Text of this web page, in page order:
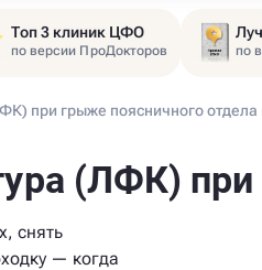
Топ 3 клиник ЦФО
по версии ПроДокторов по
при грыже поясничного отдела
(ЛФК)
снять
— когда